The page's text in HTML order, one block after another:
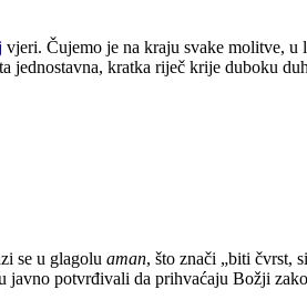
vjeri. Čujemo je na kraju svake molitve, u
jednostavna, kratka riječ krije duboku
se u glagolu aman, što znači „biti čvrst,
javno potvrđivali da prihvaćaju Božji